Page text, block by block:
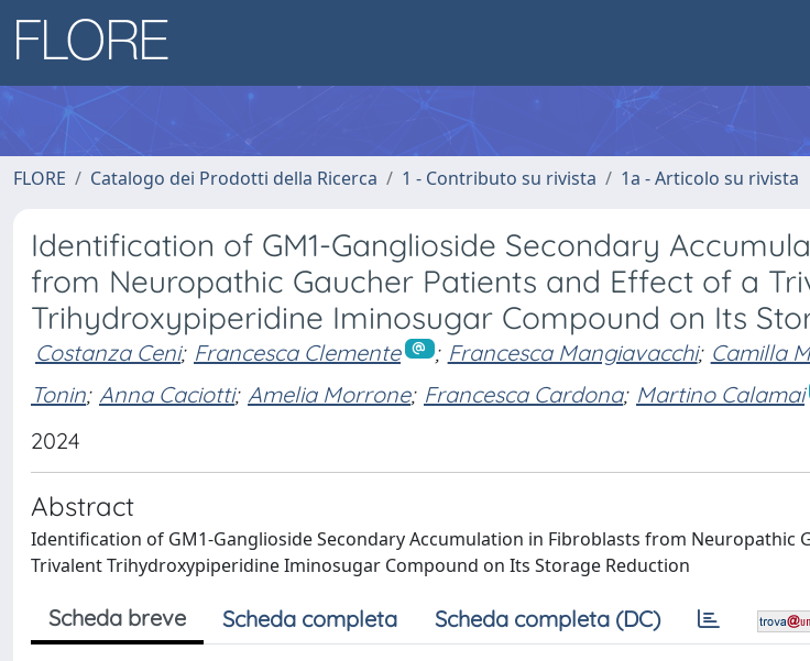
FLORE Catalogo dei Prodotti della Ricerca 1 - Contributo su rivista 1a - Articolo su rivista
Identification of GM1-Ganglioside Secondary
from Neuropathic Gaucher Patients and Effect of a
Trihydroxypiperidine Iminosugar Compound on Its
Costanza Ceni; Francesca Clemente ; Francesca Mangiavacchi; Camilla
Tonin; Anna Caciotti; Amelia Morrone; Francesca Cardona; Martino Calamai
2024
Abstract
Identification of GM1-Ganglioside Secondary Accumulation in Fibroblasts from Neuropathic
Trivalent Trihydroxypiperidine Iminosugar Compound on Its Storage Reduction
Scheda breve Scheda completa Scheda completa (DC)